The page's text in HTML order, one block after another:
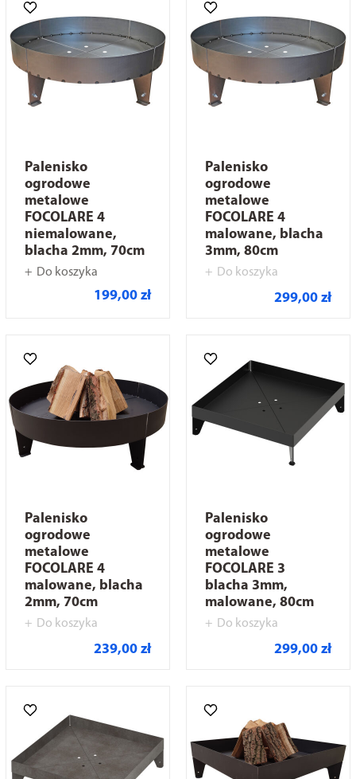
Palenisko
ogrodowe
metalowe
FOCOLARE 4
niemalowane,
blacha 2mm, 70cm
Do koszyka
199,00 zł
Palenisko
ogrodowe
metalowe
FOCOLARE 4
malowane, blacha
3mm, 80cm
Do koszyka
299,00 zł
Palenisko
ogrodowe
metalowe
FOCOLARE 4
malowane, blacha
2mm, 70cm
Do koszyka
239,00 zł
Palenisko
ogrodowe
metalowe
FOCOLARE 3
blacha 3mm,
malowane, 80cm
Do koszyka
299,00 zł